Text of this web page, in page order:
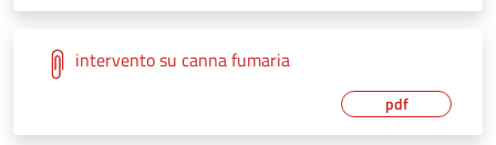
intervento su canna fumaria
pdf